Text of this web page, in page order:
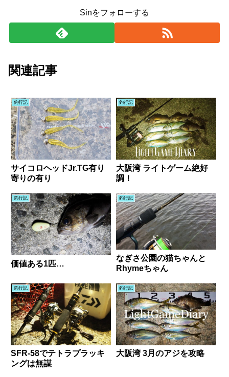
Sinをフォローする
関連記事
釣行記
サイコロヘッドJr.TG有り
寄りの有り
釣行記
大阪湾 ライトゲーム絶好
調！
釣行記
価値ある1匹…
釣行記
なぎさ公園の猫ちゃんと
Rhymeちゃん
釣行記
SFR-58でテトラプラッキ
ングは無謀
釣行記
大阪湾 3月のアジを攻略